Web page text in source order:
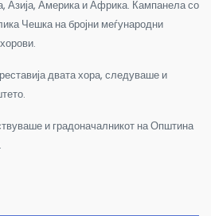
Азија, Америка и Африка. Кампанела со
Чешка на бројни меѓународни
двата хора, следуваше и
и градоначалникот на Општина